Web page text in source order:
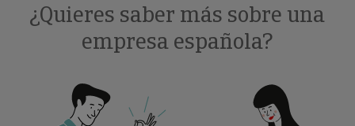
¿Quieres saber más sobre una
empresa española?